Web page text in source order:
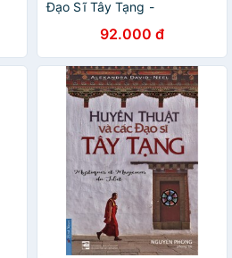
Đạo Sĩ Tây Tạng -
92.000 đ